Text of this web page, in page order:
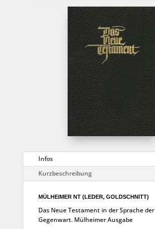
Infos
Kurzbeschreibung
MÜLHEIMER NT (LEDER, GOLDSCHNITT)
Das Neue Testament in der Sprache der
Gegenwart. Mülheimer Ausgabe